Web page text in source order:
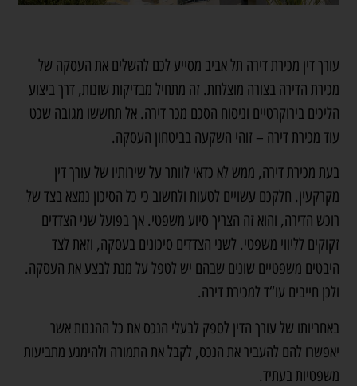
עורך דין מכירת דירה תל אביב מסייע לכם להשלים את העסקה של
מכירת הדירה בצורה מוצלחת. זה מתחיל מבדיקות שונות, דרך ביצוע
הליכים בירוקרטיים וניסוח הסכם מכר דירה. אל תחששו מגובה שכט
עוד מכירת דירה – זוהי השקעה בביטחון העסקה.
בעת מכירת דירה, ממש לא כדאי לוותר על שירותיו של עורך דין
מקרקעין. חלקכם עשויים לטעות ולחשוב כי כל הסיכון נמצא בצד של
רוכש הדירה, והוא זה הצריך סיוע משפטי. אך בפועל שני הצדדים
זקוקים לליווי משפטי. לשני הצדדים סיכונים בעסקה, וזאת לצד
היבטים משפטיים שונים שבהם יש לטפל על מנת לבצע את העסקה.
ולכן חייבים עו“ד למכירת דירה.
באחריותו של עורך הדין לספק לבעלי הנכס את כל ההגנות אשר
יאפשרו להם להעביר את הנכס, לקבל את התמורה ולהימנע מתביעות
משפטיות בעתיד.